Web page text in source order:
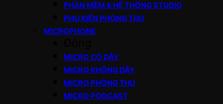
PHẦN MỀM & HỆ THỐNG STUDIO
PHỤ KIỆN PHÒNG THU
MICROPHONE
MICRO CÓ DÂY
MICRO KHÔNG DÂY
MICRO PHÒNG THU
MICRO PODCAST